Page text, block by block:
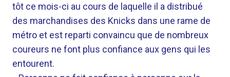
tôt ce mois-ci au cours de laquelle il a distribué
des marchandises des Knicks dans une rame de
métro et est reparti convaincu que de nombreux
coureurs ne font plus confiance aux gens qui les
entourent.